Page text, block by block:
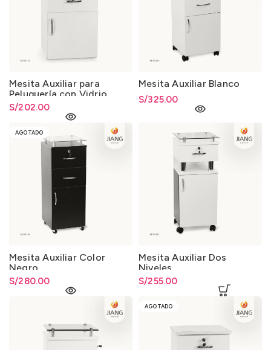
Mesita Auxiliar para
Peluquería con Vidrio
S/202.00
Mesita Auxiliar Blanco
S/325.00
AGOTADO
Mesita Auxiliar Color
Negro
S/280.00
Mesita Auxiliar Dos
Niveles
S/255.00
AGOTADO